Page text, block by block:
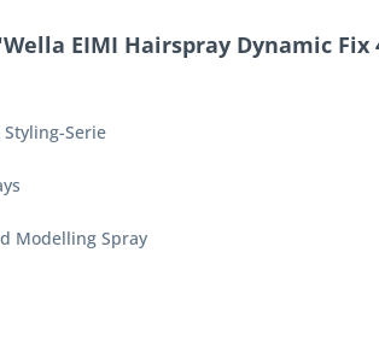
EIMI Hairspray Dynamic Fix
Styling-Serie
Modelling Spray